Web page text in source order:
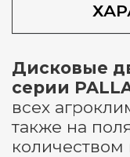
Дисковые
серии
всех
также на
количеством